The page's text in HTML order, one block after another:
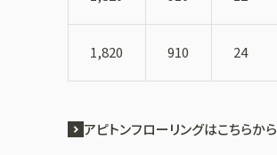
1,820 910 24
アピトンフローリングはこちらから